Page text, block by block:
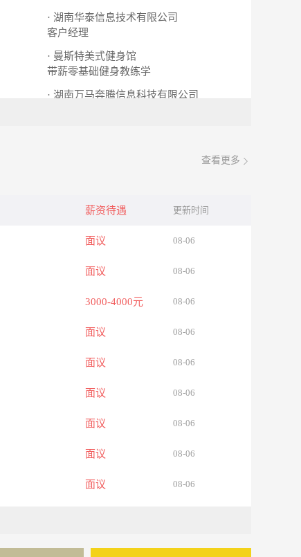
· 湖南华泰信息技术有限公司
客户经理
· 曼斯特美式健身馆
带薪零基础健身教练学
· 湖南万马奔腾信息科技有限公司
查看更多
薪资待遇 更新时间
面议 08-06
面议 08-06
3000-4000元 08-06
面议 08-06
面议 08-06
面议 08-06
面议 08-06
面议 08-06
面议 08-06